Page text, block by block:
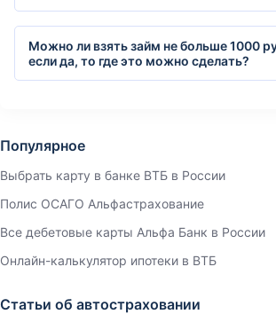
Можно ли взять займ не больше 1000
если да, то где это можно сделать?
Популярное
Выбрать карту в банке ВТБ в России
Полис ОСАГО Альфастрахование
Все дебетовые карты Альфа Банк в России
Онлайн-калькулятор ипотеки в ВТБ
Статьи об автостраховании